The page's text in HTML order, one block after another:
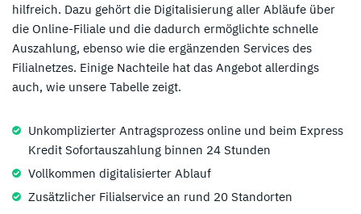
hilfreich. Dazu gehört die Digitalisierung aller Abläufe über
die Online-Filiale und die dadurch ermöglichte schnelle
Auszahlung, ebenso wie die ergänzenden Services des
Filialnetzes. Einige Nachteile hat das Angebot allerdings
auch, wie unsere Tabelle zeigt.
Unkomplizierter Antragsprozess online und beim Express
Kredit Sofortauszahlung binnen 24 Stunden
Vollkommen digitalisierter Ablauf
Zusätzlicher Filialservice an rund 20 Standorten